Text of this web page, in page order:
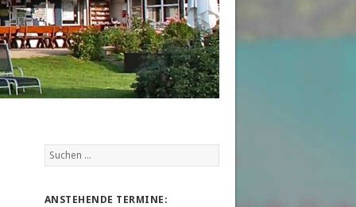
Suchen
nach:
ANSTEHENDE TERMINE: